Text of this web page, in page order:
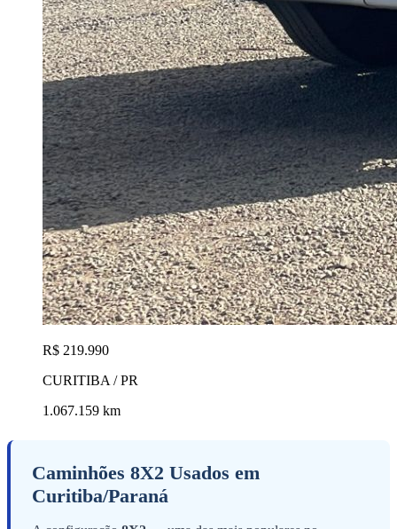
R$ 219.990
CURITIBA / PR
1.067.159 km
Caminhões 8X2 Usados em
Curitiba/Paraná